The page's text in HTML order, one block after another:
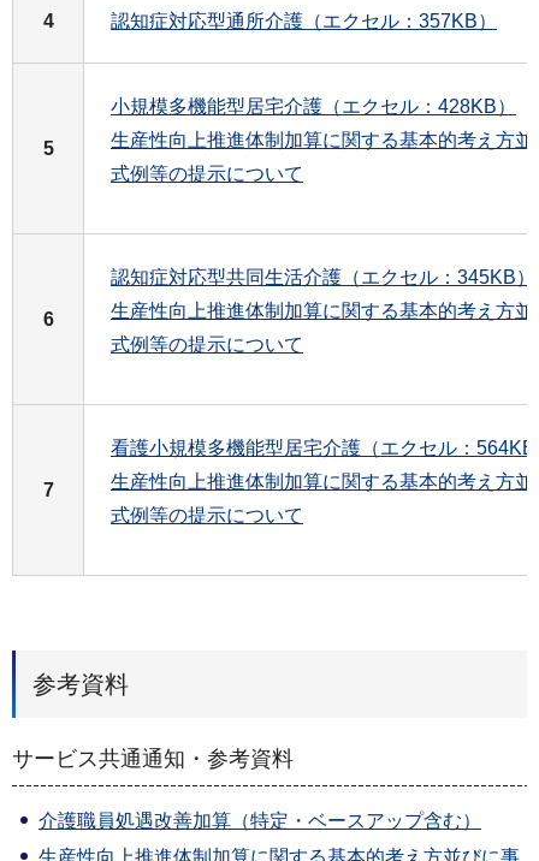
4 認知症対応型通所介護（エクセル：357KB）
5
小規模多機能型居宅介護（エクセル：428KB）
生産性向上推進体制加算に関する基本的考え方
式例等の提示について
6
認知症対応型共同生活介護（エクセル：345KB）
生産性向上推進体制加算に関する基本的考え方
式例等の提示について
7
看護小規模多機能型居宅介護（エクセル：564KB
生産性向上推進体制加算に関する基本的考え方
式例等の提示について
参考資料
サービス共通通知・参考資料
介護職員処遇改善加算（特定・ベースアップ含む）